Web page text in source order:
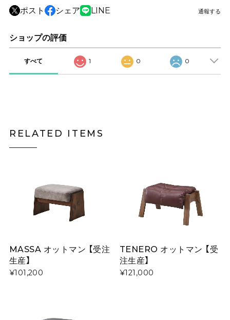
ポスト シェア LINE 通報する
ショップの評価
すべて 1 0 0
RELATED ITEMS
MASSA オットマン 【受注
生産】
¥101,200
TENERO オットマン 【受
注生産】
¥121,000